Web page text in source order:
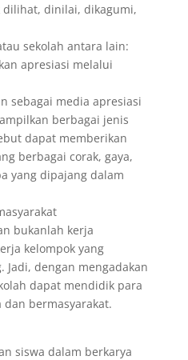
dinilai, dikagumi,
sekolah antara lain:
apresiasi melalui
sebagai media apresiasi
berbagai jenis
dapat memberikan
berbagai corak, gaya,
yang dipajang dalam
bukanlah kerja
kelompok yang
Jadi, dengan mengadakan
dapat mendidik para
bermasyarakat.
siswa dalam berkarya